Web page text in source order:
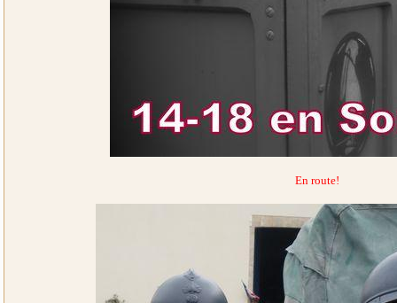
En route!